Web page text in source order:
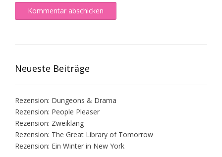
Neueste Beiträge
Rezension: Dungeons & Drama
Rezension: People Pleaser
Rezension: Zweiklang
Rezension: The Great Library of Tomorrow
Rezension: Ein Winter in New York